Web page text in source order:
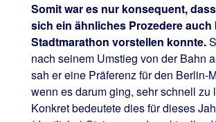
Somit war es nur konsequent,
sich ein ähnliches Prozedere auch
Stadtmarathon vorstellen konnte.
nach seinem Umstieg von der Bahn
sah er eine Präferenz für den Berlin-
wenn es darum ging, sehr schnell zu
Konkret bedeutete dies für dieses